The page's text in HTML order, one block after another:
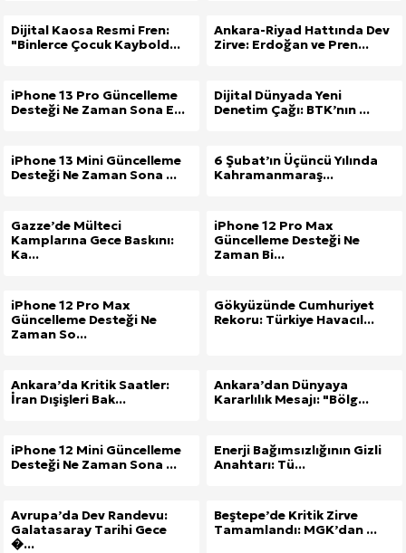
Dijital Kaosa Resmi Fren:
"Binlerce Çocuk Kaybold...
Ankara-Riyad Hattında Dev
Zirve: Erdoğan ve Pren...
iPhone 13 Pro Güncelleme
Desteği Ne Zaman Sona E...
Dijital Dünyada Yeni
Denetim Çağı: BTK’nın ...
iPhone 13 Mini Güncelleme
Desteği Ne Zaman Sona ...
6 Şubat’ın Üçüncü Yılında
Kahramanmaraş...
Gazze’de Mülteci
Kamplarına Gece Baskını:
Ka...
iPhone 12 Pro Max
Güncelleme Desteği Ne
Zaman Bi...
iPhone 12 Pro Max
Güncelleme Desteği Ne
Zaman So...
Gökyüzünde Cumhuriyet
Rekoru: Türkiye Havacıl...
Ankara’da Kritik Saatler:
İran Dışişleri Bak...
Ankara’dan Dünyaya
Kararlılık Mesajı: "Bölg...
iPhone 12 Mini Güncelleme
Desteği Ne Zaman Sona ...
Enerji Bağımsızlığının Gizli
Anahtarı: Tü...
Avrupa’da Dev Randevu:
Galatasaray Tarihi Gece
�...
Beştepe’de Kritik Zirve
Tamamlandı: MGK’dan ...